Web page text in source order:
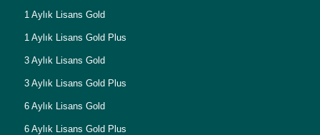
1 Aylık Lisans Gold
1 Aylık Lisans Gold Plus
3 Aylık Lisans Gold
3 Aylık Lisans Gold Plus
6 Aylık Lisans Gold
6 Aylık Lisans Gold Plus